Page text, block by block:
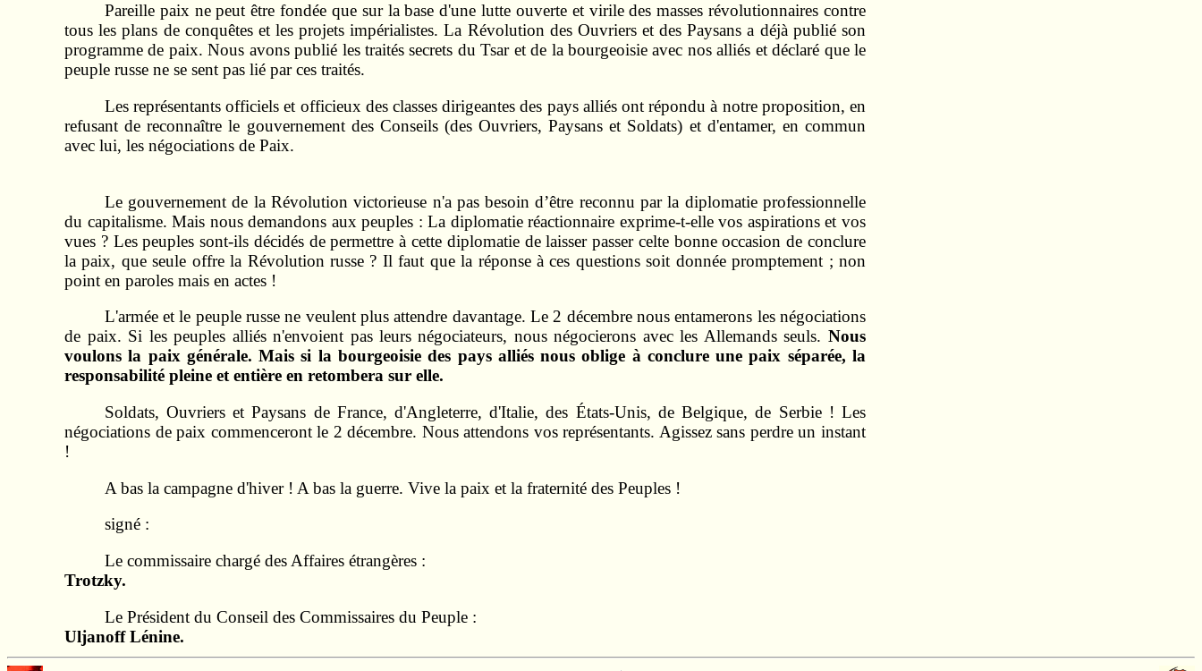
Pareille paix ne peut être fondée que sur la base d'une lutte ouverte et virile des masses révolutionnaires contre
tous les plans de conquêtes et les projets impérialistes. La Révolution des Ouvriers et des Paysans a déjà publié son
programme de paix. Nous avons publié les traités secrets du Tsar et de la bourgeoisie avec nos alliés et déclaré que le
peuple russe ne se sent pas lié par ces traités.
Les représentants officiels et officieux des classes dirigeantes des pays alliés ont répondu à notre proposition, en
refusant de reconnaître le gouvernement des Conseils (des Ouvriers, Paysans et Soldats) et d'entamer, en commun
avec lui, les négociations de Paix.
Le gouvernement de la Révolution victorieuse n'a pas besoin d’être reconnu par la diplomatie professionnelle
du capitalisme. Mais nous demandons aux peuples : La diplomatie réactionnaire exprime-t-elle vos aspirations et vos
vues ? Les peuples sont-ils décidés de permettre à cette diplomatie de laisser passer celte bonne occasion de conclure
la paix, que seule offre la Révolution russe ? Il faut que la réponse à ces questions soit donnée promptement ; non
point en paroles mais en actes !
L'armée et le peuple russe ne veulent plus attendre davantage. Le 2 décembre nous entamerons les négociations
de paix. Si les peuples alliés n'envoient pas leurs négociateurs, nous négocierons avec les Allemands seuls. Nous
voulons la paix générale. Mais si la bourgeoisie des pays alliés nous oblige à conclure une paix séparée, la
responsabilité pleine et entière en retombera sur elle.
Soldats, Ouvriers et Paysans de France, d'Angleterre, d'Italie, des États-Unis, de Belgique, de Serbie ! Les
négociations de paix commenceront le 2 décembre. Nous attendons vos représentants. Agissez sans perdre un instant
!
A bas la campagne d'hiver ! A bas la guerre. Vive la paix et la fraternité des Peuples !
signé :
Le commissaire chargé des Affaires étrangères :
Trotzky.
Le Président du Conseil des Commissaires du Peuple :
Uljanoff Lénine.